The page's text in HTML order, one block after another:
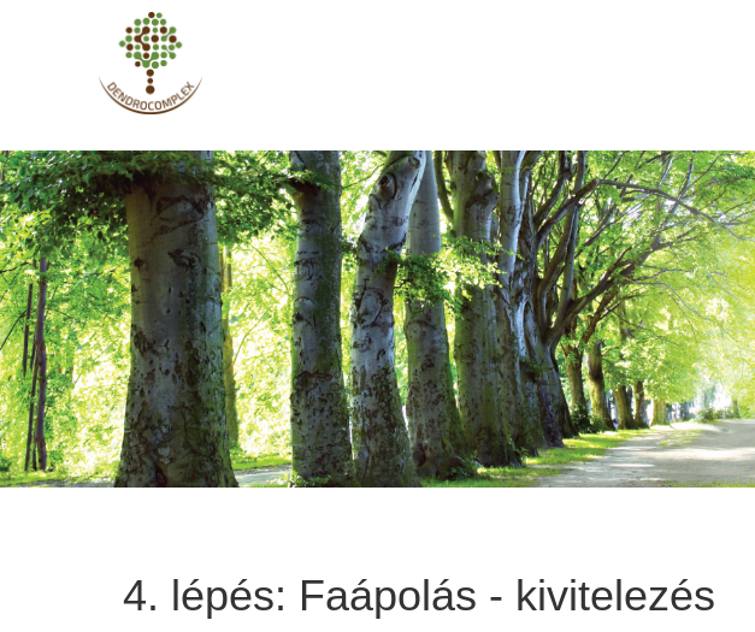
4. lépés: Faápolás - kivitelezés